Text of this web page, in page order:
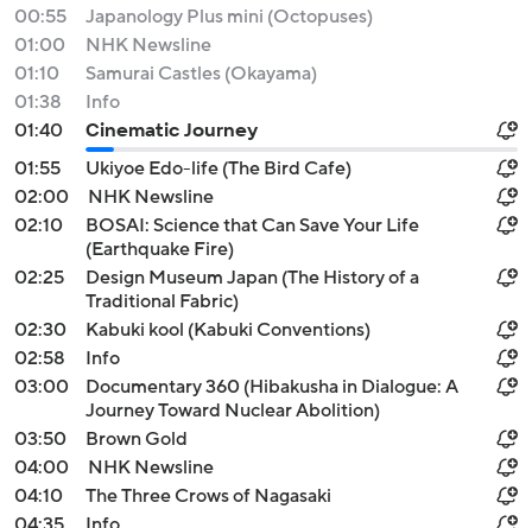
00:55
Japanology Plus mini (Octopuses)
01:00
NHK Newsline
01:10
Samurai Castles (Okayama)
01:38
Info
01:40
Cinematic Journey
01:55
Ukiyoe Edo-life (The Bird Cafe)
02:00
NHK Newsline
02:10
BOSAI: Science that Can Save Your Life
(Earthquake Fire)
02:25
Design Museum Japan (The History of a
Traditional Fabric)
02:30
Kabuki kool (Kabuki Conventions)
02:58
Info
03:00
Documentary 360 (Hibakusha in Dialogue: A
Journey Toward Nuclear Abolition)
03:50
Brown Gold
04:00
NHK Newsline
04:10
The Three Crows of Nagasaki